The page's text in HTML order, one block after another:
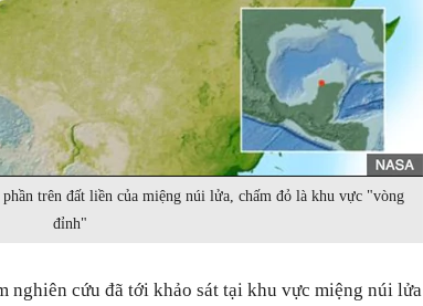
trên đất liền của miệng núi lửa, chấm đỏ là khu vực "vòng
đỉnh"
nghiên cứu đã tới khảo sát tại khu vực miệng núi lửa